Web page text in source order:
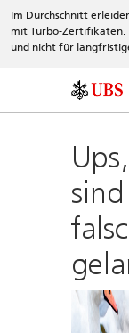
Im Durchschnitt
mit Turbo-Zertifikaten.
und nicht für